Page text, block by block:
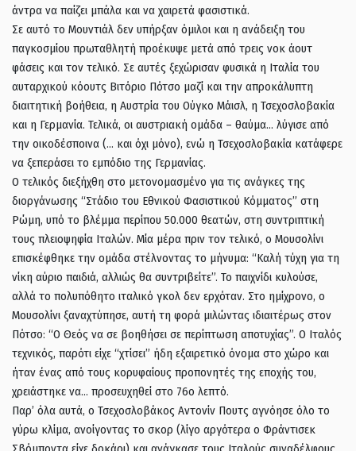
άντρα να παίζει μπάλα και να χαιρετά φασιστικά.
Σε αυτό το Μουντιάλ δεν υπήρξαν όμιλοι και η ανάδειξη του
παγκοσμίου πρωταθλητή προέκυψε μετά από τρεις νοκ άουτ
φάσεις και τον τελικό. Σε αυτές ξεχώρισαν φυσικά η Ιταλία του
αυταρχικού κόουτς Βιτόριο Πότσο μαζί και την απροκάλυπτη
διαιτητική βοήθεια, η Αυστρία του Ούγκο Μάισλ, η Τσεχοσλοβακία
και η Γερμανία. Τελικά, οι αυστριακή ομάδα – θαύμα… λύγισε από
την οικοδέσποινα (… και όχι μόνο), ενώ η Τσεχοσλοβακία κατάφερε
να ξεπεράσει το εμπόδιο της Γερμανίας.
Ο τελικός διεξήχθη στο μετονομασμένο για τις ανάγκες της
διοργάνωσης “Στάδιο του Εθνικού Φασιστικού Κόμματος” στη
Ρώμη, υπό το βλέμμα περίπου 50.000 θεατών, στη συντριπτική
τους πλειοψηφία Ιταλών. Μία μέρα πριν τον τελικό, ο Μουσολίνι
επισκέφθηκε την ομάδα στέλνοντας το μήνυμα: “Καλή τύχη για τη
νίκη αύριο παιδιά, αλλιώς θα συντριβείτε”. Το παιχνίδι κυλούσε,
αλλά το πολυπόθητο ιταλικό γκολ δεν ερχόταν. Στο ημίχρονο, ο
Μουσολίνι ξαναχτύπησε, αυτή τη φορά μιλώντας ιδιαιτέρως στον
Πότσο: “Ο Θεός να σε βοηθήσει σε περίπτωση αποτυχίας”. Ο Ιταλός
τεχνικός, παρότι είχε “χτίσει” ήδη εξαιρετικό όνομα στο χώρο και
ήταν ένας από τους κορυφαίους προπονητές της εποχής του,
χρειάστηκε να… προσευχηθεί στο 76ο λεπτό.
Παρ’ όλα αυτά, ο Τσεχοσλοβάκος Αντονίν Πουτς αγνόησε όλο το
γύρω κλίμα, ανοίγοντας το σκορ (λίγο αργότερα ο Φράντισεκ